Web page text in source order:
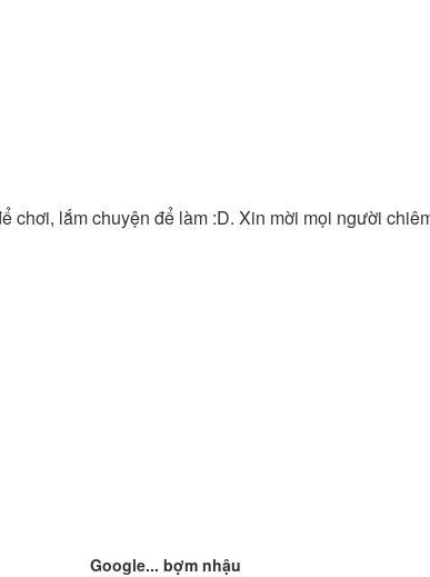
chơi, lắm chuyện để làm :D. Xin mời mọi người
Google... bợm nhậu